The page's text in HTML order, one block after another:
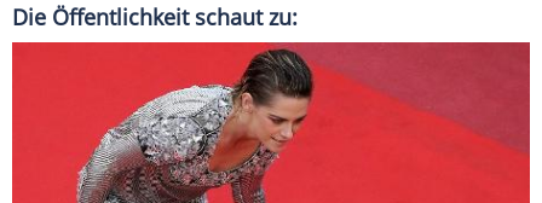
Die Öffentlichkeit schaut zu: